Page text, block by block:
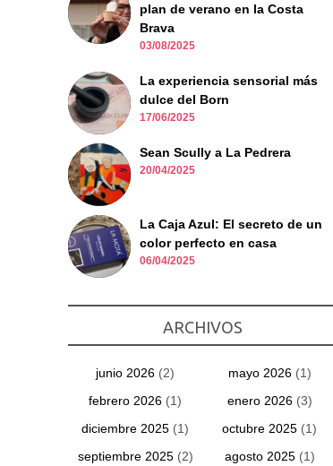
plan de verano en la Costa
Brava
03/08/2025
La experiencia sensorial más
dulce del Born
17/06/2025
Sean Scully a La Pedrera
20/04/2025
La Caja Azul: El secreto de un
color perfecto en casa
06/04/2025
ARCHIVOS
junio 2026 (2) mayo 2026(1)
febrero 2026 (1) enero 2026(3)
diciembre 2025 (1) octubre 2025 (1)
septiembre 2025(2) agosto 2025(1)